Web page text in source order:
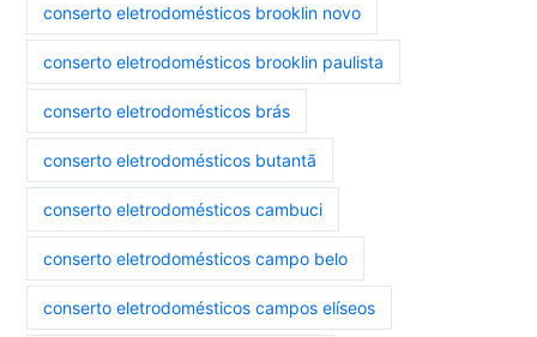
conserto eletrodomésticos brooklin novo
conserto eletrodomésticos brooklin paulista
conserto eletrodomésticos brás
conserto eletrodomésticos butantã
conserto eletrodomésticos cambuci
conserto eletrodomésticos campo belo
conserto eletrodomésticos campos elíseos